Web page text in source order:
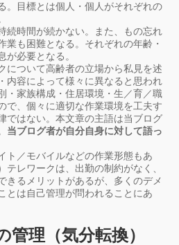
。目標とは個人・個人がそれぞれの
続時間が続かない。また、もの忘れ
業も困難となる。それぞれの年齢・
が必要となる。
ついて高齢者の立場から私見を述
内容によって様々に異なると思われ
・家族構成・住居環境・生／育／職
で、個々に適切な作業環境を工夫す
ではない。本文章の主語は当ブログ
当ブログ者が自分自身に対して語っ
ト／モバイルなどの作業形態もあ
テレワークは、出勤の制約がなく、
きるメリットがあるが、多くのデメ
とは自己管理が問われることにあ
管理（気分転換）